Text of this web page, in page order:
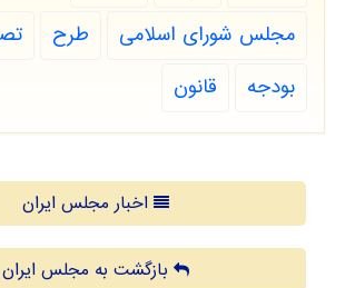
مجلس شورای اسلامی
طرح
بودجه
قانون
اخبار مجلس ایران
بازگشت به مجلس ایران